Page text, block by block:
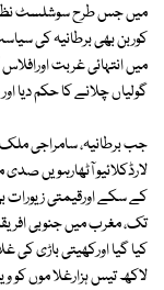
میں جس طرح سوشلسٹ
کوربن بھی برطانیہ کی
میں انتہائی غربت اورافلاس
گولیاں چلانے کا حکم دیا
جب برطانیہ، سامراجی ملک
لارڈکلائیو آٹھارہویں
کے سکے اورقیمتی زیورات
تک، مغرب میں جنوبی
کیا گیا اورکھیتی باڑی
لاکھ تیس ہزارغلا موں کو